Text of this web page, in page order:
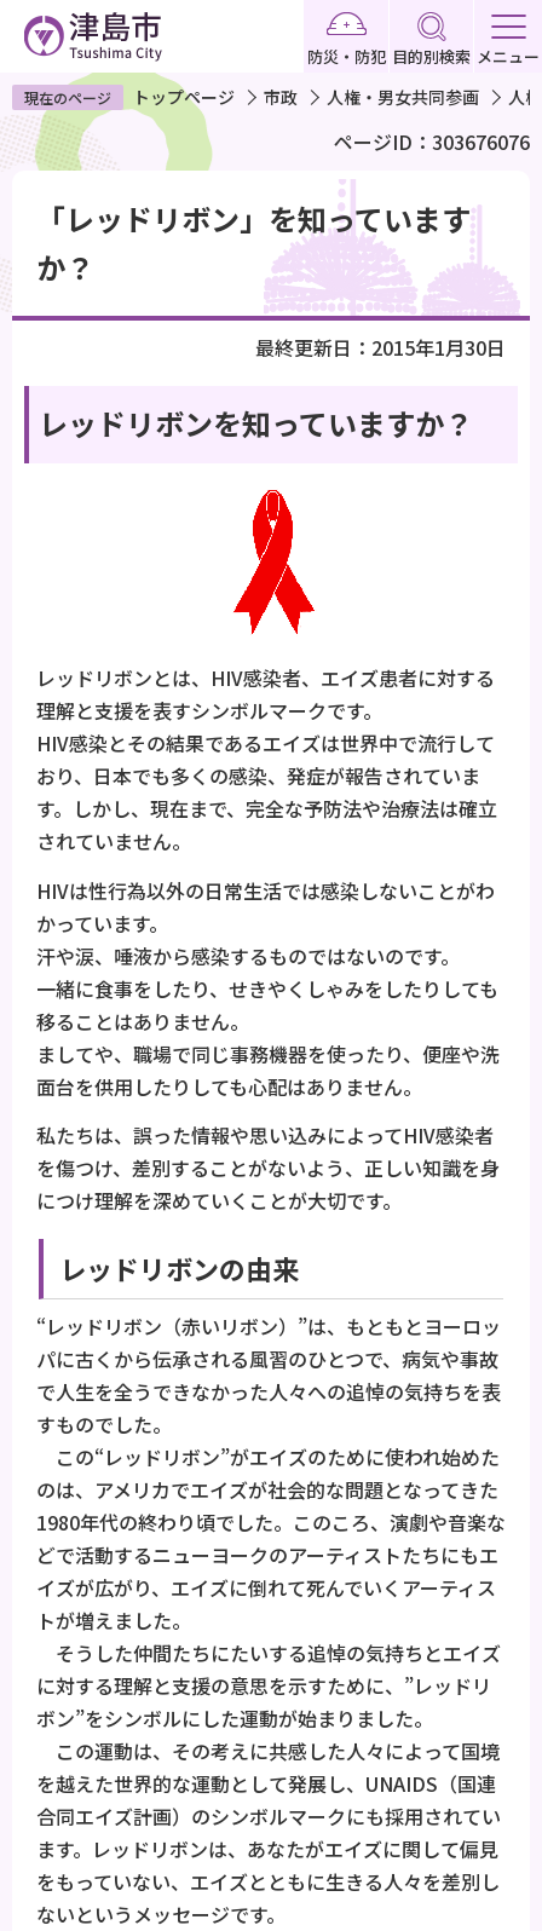
ペ
ー
ジ
で
す
防災・防犯 目的別検索 メニュー
現在のページ トップページ 市政 人権・男女共同参画 人
ページID：303676076
か
「レッドリボン」を知っています
か？
最終更新日：2015年1月30日
レッドリボンを知っていますか？
レッドリボンとは、HIV感染者、エイズ患者に対する
理解と支援を表すシンボルマークです。
HIV感染とその結果であるエイズは世界中で流行して
おり、日本でも多くの感染、発症が報告されていま
す。しかし、現在まで、完全な予防法や治療法は確立
されていません。
HIVは性行為以外の日常生活では感染しないことがわ
かっています。
汗や涙、唾液から感染するものではないのです。
一緒に食事をしたり、せきやくしゃみをしたりしても
移ることはありません。
ましてや、職場で同じ事務機器を使ったり、便座や洗
面台を供用したりしても心配はありません。
私たちは、誤った情報や思い込みによってHIV感染者
を傷つけ、差別することがないよう、正しい知識を身
につけ理解を深めていくことが大切です。
レッドリボンの由来
“レッドリボン（赤いリボン）”は、もともとヨーロッ
パに古くから伝承される風習のひとつで、病気や事故
で人生を全うできなかった人々への追悼の気持ちを表
すものでした。
この“レッドリボン”がエイズのために使われ始めた
のは、アメリカでエイズが社会的な問題となってきた
1980年代の終わり頃でした。このころ、演劇や音楽な
どで活動するニューヨークのアーティストたちにもエ
イズが広がり、エイズに倒れて死んでいくアーティス
トが増えました。
そうした仲間たちにたいする追悼の気持ちとエイズ
に対する理解と支援の意思を示すために、”レッドリ
ボン”をシンボルにした運動が始まりました。
この運動は、その考えに共感した人々によって国境
を越えた世界的な運動として発展し、UNAIDS（国連
合同エイズ計画）のシンボルマークにも採用されてい
ます。レッドリボンは、あなたがエイズに関して偏見
をもっていない、エイズとともに生きる人々を差別し
ないというメッセージです。